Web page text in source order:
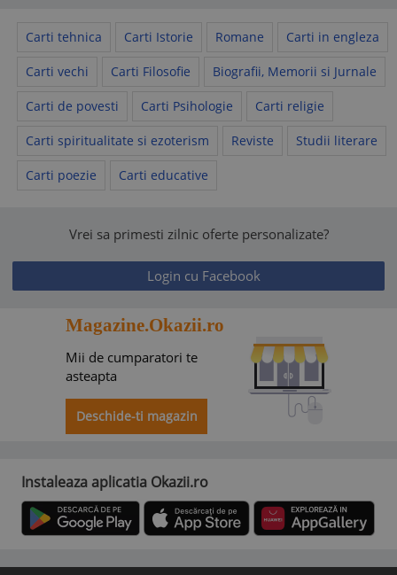
Carti tehnica Carti Istorie Romane Carti in engleza
Carti vechi Carti Filosofie Biografii, Memorii si Jurnale
Carti de povesti Carti Psihologie Carti religie
Carti spiritualitate si ezoterism Reviste Studii literare
Carti poezie Carti educative
Vrei sa primesti zilnic oferte personalizate?
Login cu Facebook
Magazine.Okazii.ro
Mii de cumparatori te
asteapta
Deschide-ti magazin
Instaleaza aplicatia Okazii.ro